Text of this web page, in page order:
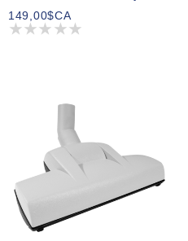
149,00$CA